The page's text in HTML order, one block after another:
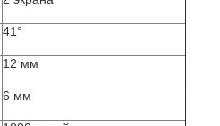
41°
12 мм
6 мм